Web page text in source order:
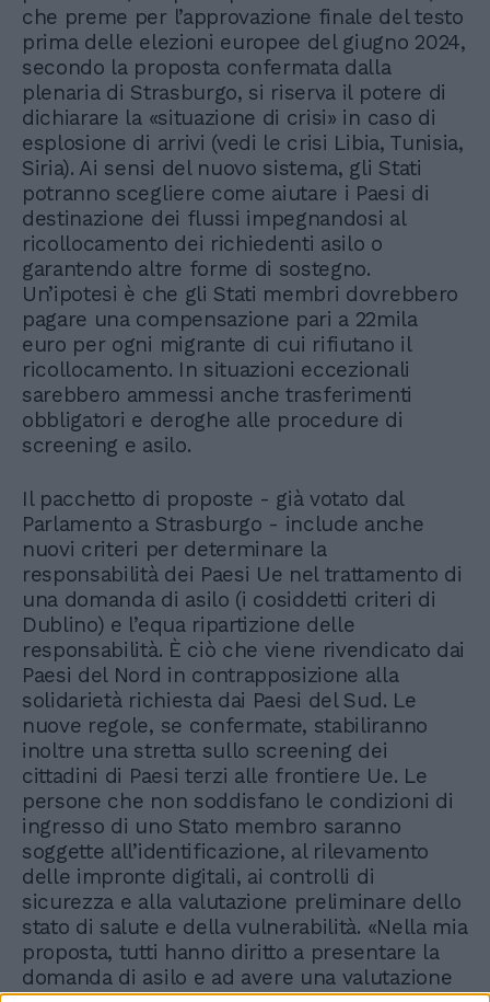
che preme per l’approvazione finale del testo
prima delle elezioni europee del giugno 2024,
secondo la proposta confermata dalla
plenaria di Strasburgo, si riserva il potere di
dichiarare la «situazione di crisi» in caso di
esplosione di arrivi (vedi le crisi Libia, Tunisia,
Siria). Ai sensi del nuovo sistema, gli Stati
potranno scegliere come aiutare i Paesi di
destinazione dei flussi impegnandosi al
ricollocamento dei richiedenti asilo o
garantendo altre forme di sostegno.
Un’ipotesi è che gli Stati membri dovrebbero
pagare una compensazione pari a 22mila
euro per ogni migrante di cui rifiutano il
ricollocamento. In situazioni eccezionali
sarebbero ammessi anche trasferimenti
obbligatori e deroghe alle procedure di
screening e asilo.
Il pacchetto di proposte - già votato dal
Parlamento a Strasburgo - include anche
nuovi criteri per determinare la
responsabilità dei Paesi Ue nel trattamento di
una domanda di asilo (i cosiddetti criteri di
Dublino) e l’equa ripartizione delle
responsabilità. È ciò che viene rivendicato dai
Paesi del Nord in contrapposizione alla
solidarietà richiesta dai Paesi del Sud. Le
nuove regole, se confermate, stabiliranno
inoltre una stretta sullo screening dei
cittadini di Paesi terzi alle frontiere Ue. Le
persone che non soddisfano le condizioni di
ingresso di uno Stato membro saranno
soggette all’identificazione, al rilevamento
delle impronte digitali, ai controlli di
sicurezza e alla valutazione preliminare dello
stato di salute e della vulnerabilità. «Nella mia
proposta, tutti hanno diritto a presentare la
domanda di asilo e ad avere una valutazione